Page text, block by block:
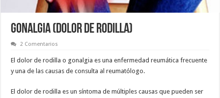
GONALGIA (dolor de rodilla)
2 Comentarios
El dolor de rodilla o gonalgia es una enfermedad reumática frecuente
y una de las causas de consulta al reumatólogo.
El dolor de rodilla es un síntoma de múltiples causas que pueden ser